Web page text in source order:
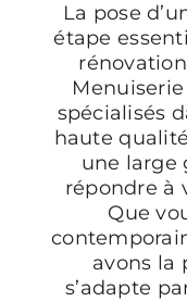
La pose
étape
spécialisés
haute
une large
répondre à
Que
avons la
s’adapte